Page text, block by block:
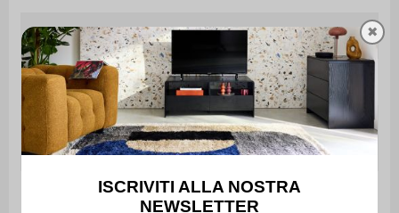
Lunghezza del piano 120 cm
Con vano portaoggetti Sì
Ufficio
L 120 x P 55 x H
76,5 cm
Spessore del pannello 1,5 cm
✖